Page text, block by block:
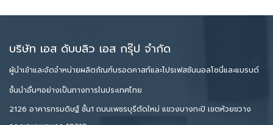
บริษัท เอส ดับบลิว เอส กรุ๊ป จำกัด
ผู้นำเข้าและจัดจำหน่ายผลิตภัณฑ์บรอดคาสท์และโปรเฟสชันนอลโซนี่และแบรนด์
ชั้นนำอื่นๆอย่างเป็นทางการในประเทศไทย
2126 อาคารกรมดิษฐ์ ชั้น1 ถนนเพชรบุรีตัดใหม่ แขวงบางกะปิ เขตห้วยขวาง